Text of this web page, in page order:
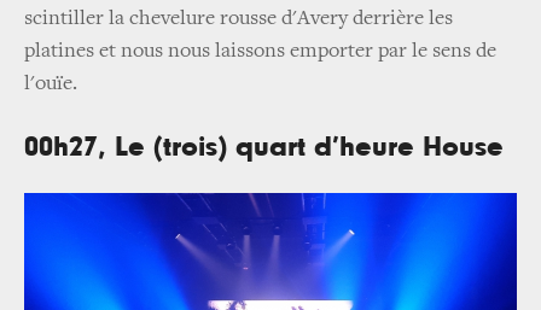
scintiller la chevelure rousse d'Avery derrière les
platines et nous nous laissons emporter par le sens de
l'ouïe.
00h27, Le (trois) quart d’heure House